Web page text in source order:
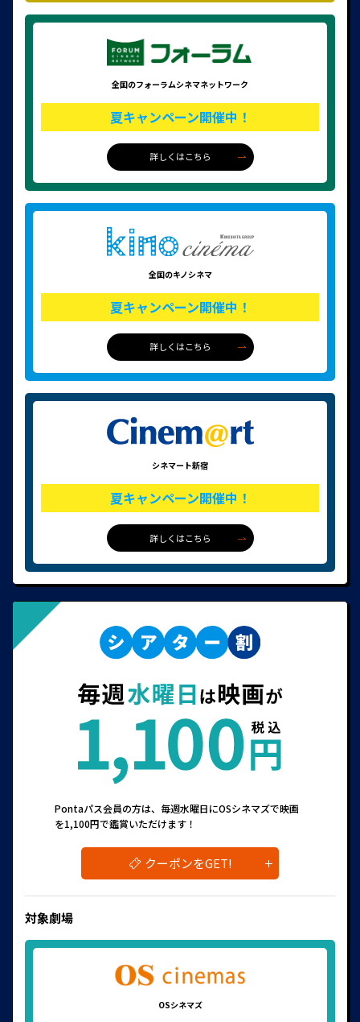
全国のフォーラムシネマネットワーク
夏キャンペーン開催中！
詳しくはこちら
全国のキノシネマ
夏キャンペーン開催中！
詳しくはこちら
シネマート新宿
夏キャンペーン開催中！
詳しくはこちら
Pontaパス会員の方は、毎週水曜日にOSシネマズで映画
を1,100円で鑑賞いただけます！
クーポンをGET!
対象劇場
OSシネマズ